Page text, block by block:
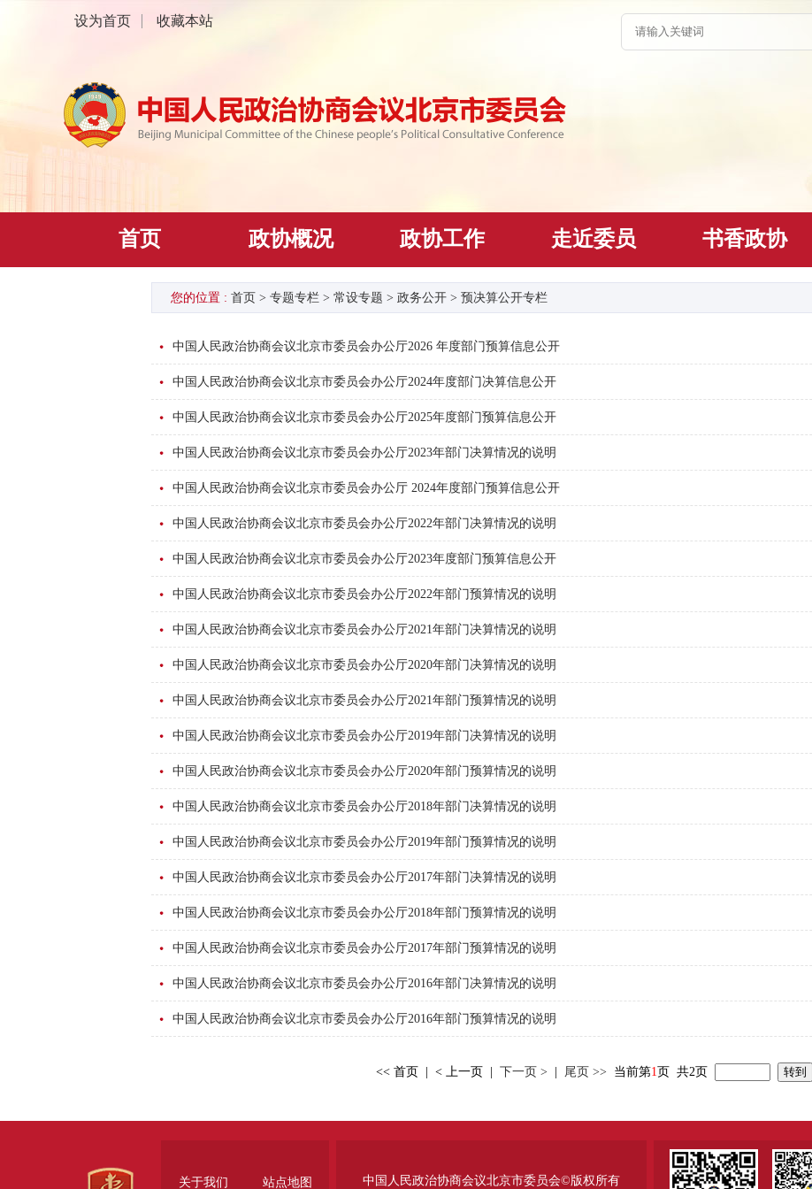
设为首页 收藏本站
首页 政协概况 政协工作 走近委员 书香政协
您的位置 : 首页 > 专题专栏 > 常设专题 > 政务公开 > 预决算公开专栏
中国人民政治协商会议北京市委员会办公厅2026 年度部门预算信息公开
中国人民政治协商会议北京市委员会办公厅2024年度部门决算信息公开
中国人民政治协商会议北京市委员会办公厅2025年度部门预算信息公开
中国人民政治协商会议北京市委员会办公厅2023年部门决算情况的说明
中国人民政治协商会议北京市委员会办公厅 2024年度部门预算信息公开
中国人民政治协商会议北京市委员会办公厅2022年部门决算情况的说明
中国人民政治协商会议北京市委员会办公厅2023年度部门预算信息公开
中国人民政治协商会议北京市委员会办公厅2022年部门预算情况的说明
中国人民政治协商会议北京市委员会办公厅2021年部门决算情况的说明
中国人民政治协商会议北京市委员会办公厅2020年部门决算情况的说明
中国人民政治协商会议北京市委员会办公厅2021年部门预算情况的说明
中国人民政治协商会议北京市委员会办公厅2019年部门决算情况的说明
中国人民政治协商会议北京市委员会办公厅2020年部门预算情况的说明
中国人民政治协商会议北京市委员会办公厅2018年部门决算情况的说明
中国人民政治协商会议北京市委员会办公厅2019年部门预算情况的说明
中国人民政治协商会议北京市委员会办公厅2017年部门决算情况的说明
中国人民政治协商会议北京市委员会办公厅2018年部门预算情况的说明
中国人民政治协商会议北京市委员会办公厅2017年部门预算情况的说明
中国人民政治协商会议北京市委员会办公厅2016年部门决算情况的说明
中国人民政治协商会议北京市委员会办公厅2016年部门预算情况的说明
<< 首页 | < 上一页 | 下一页 > 尾页 >> 当前第1页 共2页
关于我们 站点地图 中国人民政治协商会议北京市委员会©版权所有